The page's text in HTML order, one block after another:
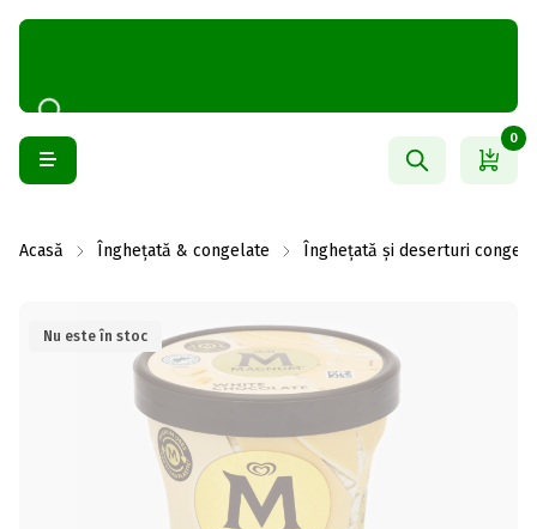
0
Acasă Înghețată & congelate Înghețată și deserturi
Nu este în stoc